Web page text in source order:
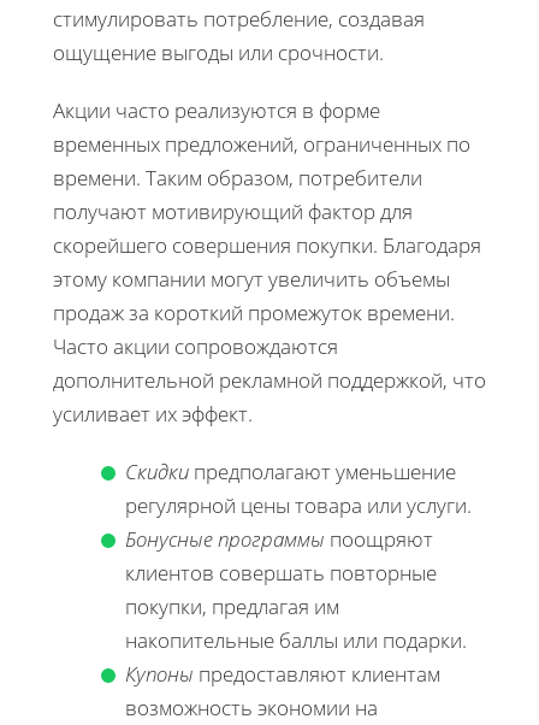
стимулировать потребление, создавая
ощущение выгоды или срочности.
Акции часто реализуются в форме
временных предложений, ограниченных по
времени. Таким образом, потребители
получают мотивирующий фактор для
скорейшего совершения покупки. Благодаря
этому компании могут увеличить объемы
продаж за короткий промежуток времени.
Часто акции сопровождаются
дополнительной рекламной поддержкой, что
усиливает их эффект.
Скидки предполагают уменьшение
регулярной цены товара или услуги.
Бонусные программы поощряют
клиентов совершать повторные
покупки, предлагая им
накопительные баллы или подарки.
Купоны предоставляют клиентам
возможность экономии на